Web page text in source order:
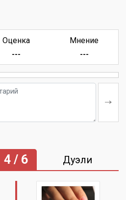
Оценка
---
Мнение
---
4 / 6 Дуэли